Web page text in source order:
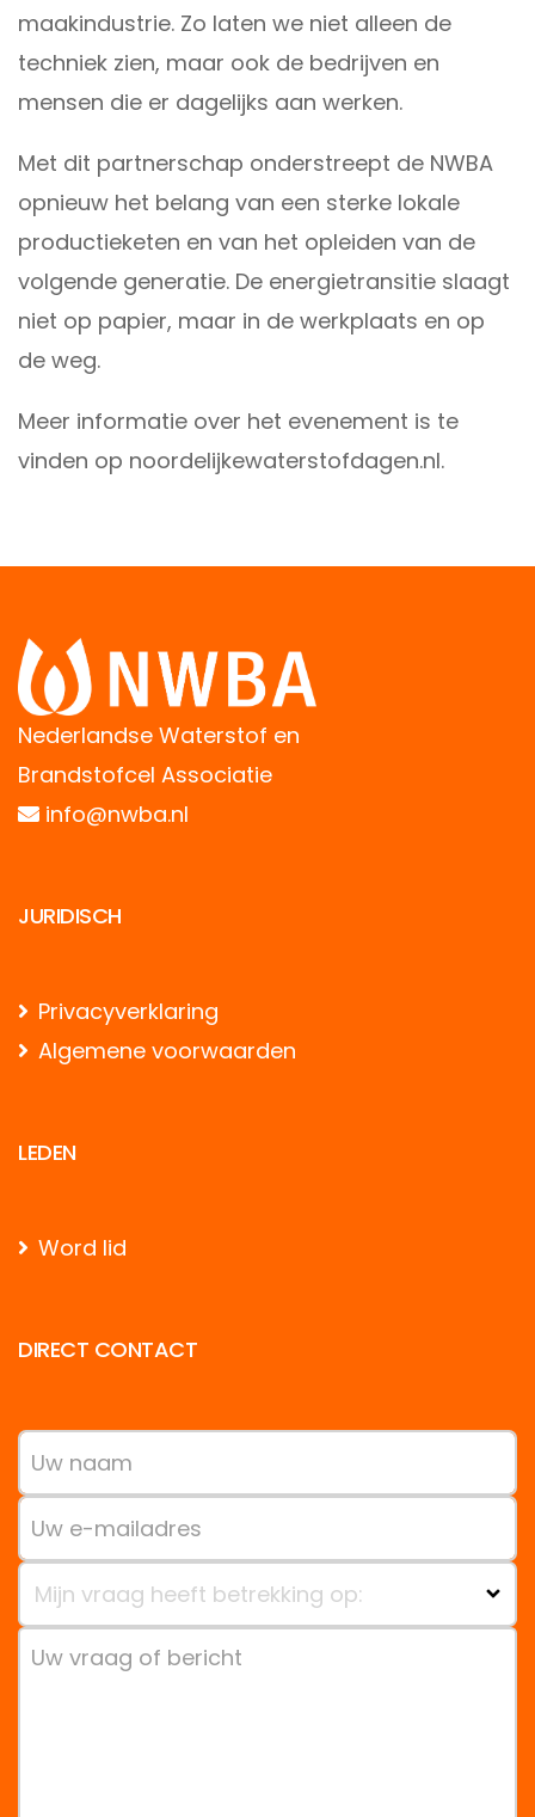
maakindustrie. Zo laten we niet alleen de
techniek zien, maar ook de bedrijven en
mensen die er dagelijks aan werken.
Met dit partnerschap onderstreept de NWBA
opnieuw het belang van een sterke lokale
productieketen en van het opleiden van de
volgende generatie. De energietransitie slaagt
niet op papier, maar in de werkplaats en op
de weg.
Meer informatie over het evenement is te
vinden op noordelijkewaterstofdagen.nl.
Nederlandse Waterstof en
Brandstofcel Associatie
info@nwba.nl
JURIDISCH
Privacyverklaring
Algemene voorwaarden
LEDEN
Word lid
DIRECT CONTACT
Mijn vraag heeft betrekking op: